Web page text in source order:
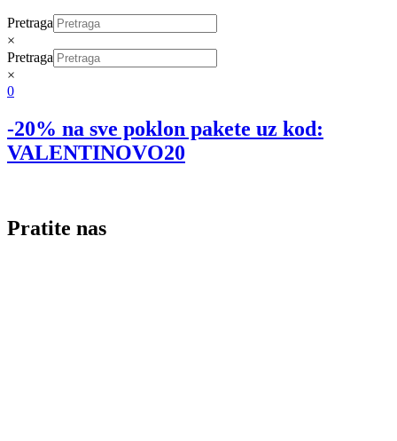
Pretraga
×
Pretraga
×
0
-20% na sve poklon pakete uz kod:
VALENTINOVO20
Pratite nas